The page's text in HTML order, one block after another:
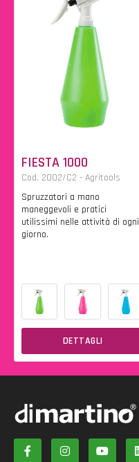
FIESTA 1000
Cod. 2002/C2 - Agritools
Spruzzatori a mano
maneggevoli e pratici
utilissimi nelle attività di ogni
giorno.
DETTAGLI